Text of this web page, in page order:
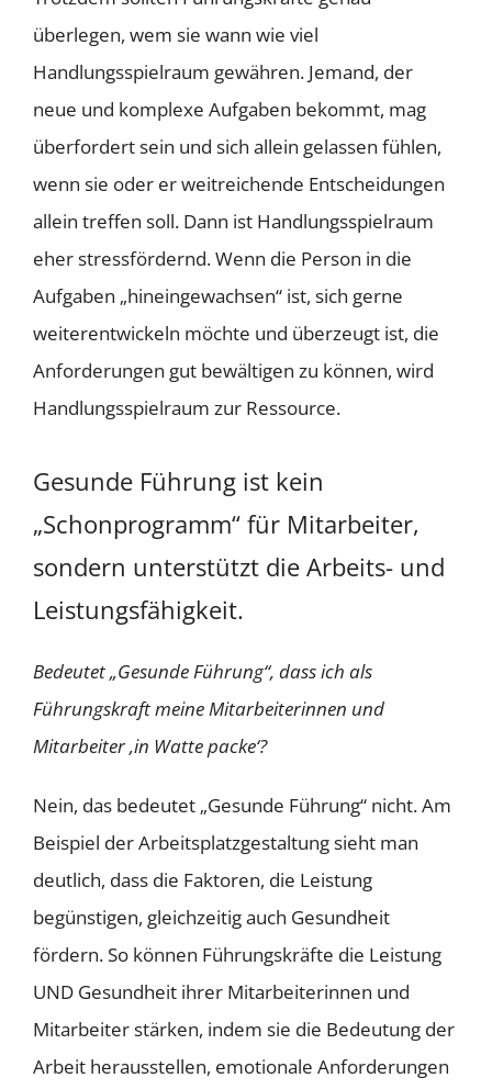
überlegen, wem sie wann wie viel
Handlungsspielraum gewähren. Jemand, der
neue und komplexe Aufgaben bekommt, mag
überfordert sein und sich allein gelassen fühlen,
wenn sie oder er weitreichende Entscheidungen
allein treffen soll. Dann ist Handlungsspielraum
eher stressfördernd. Wenn die Person in die
Aufgaben „hineingewachsen“ ist, sich gerne
weiterentwickeln möchte und überzeugt ist, die
Anforderungen gut bewältigen zu können, wird
Handlungsspielraum zur Ressource.
Gesunde Führung ist kein
„Schonprogramm“ für Mitarbeiter,
sondern unterstützt die Arbeits- und
Leistungsfähigkeit.
Bedeutet „Gesunde Führung“, dass ich als
Führungskraft meine Mitarbeiterinnen und
Mitarbeiter ‚in Watte packe‘?
Nein, das bedeutet „Gesunde Führung“ nicht. Am
Beispiel der Arbeitsplatzgestaltung sieht man
deutlich, dass die Faktoren, die Leistung
begünstigen, gleichzeitig auch Gesundheit
fördern. So können Führungskräfte die Leistung
UND Gesundheit ihrer Mitarbeiterinnen und
Mitarbeiter stärken, indem sie die Bedeutung der
Arbeit herausstellen, emotionale Anforderungen